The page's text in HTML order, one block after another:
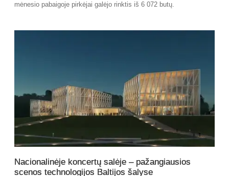
mėnesio pabaigoje pirkėjai galėjo rinktis iš 6 072 butų.
Nacionalinėje koncertų salėje – pažangiausios
scenos technologijos Baltijos šalyse